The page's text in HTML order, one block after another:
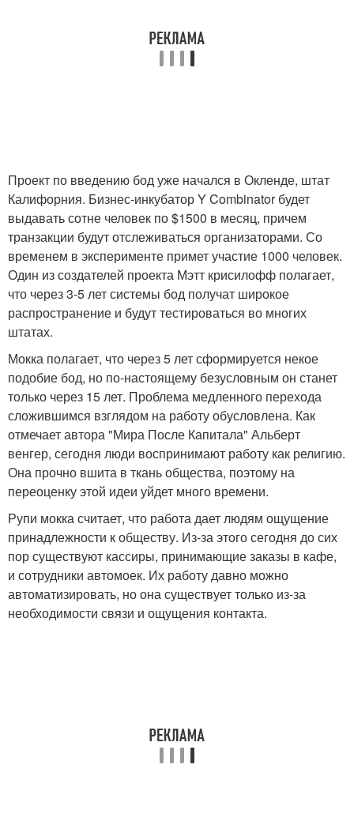
Проект по введению бод уже начался в Окленде, штат
Калифорния. Бизнес-инкубатор Y Combinator будет
выдавать сотне человек по $1500 в месяц, причем
транзакции будут отслеживаться организаторами. Со
временем в эксперименте примет участие 1000 человек.
Один из создателей проекта Мэтт крисилофф полагает,
что через 3-5 лет системы бод получат широкое
распространение и будут тестироваться во многих
штатах.
Мокка полагает, что через 5 лет сформируется некое
подобие бод, но по-настоящему безусловным он станет
только через 15 лет. Проблема медленного перехода
сложившимся взглядом на работу обусловлена. Как
отмечает автора "Мира После Капитала" Альберт
венгер, сегодня люди воспринимают работу как религию.
Она прочно вшита в ткань общества, поэтому на
переоценку этой идеи уйдет много времени.
Рупи мокка считает, что работа дает людям ощущение
принадлежности к обществу. Из-за этого сегодня до сих
пор существуют кассиры, принимающие заказы в кафе,
и сотрудники автомоек. Их работу давно можно
автоматизировать, но она существует только из-за
необходимости связи и ощущения контакта.